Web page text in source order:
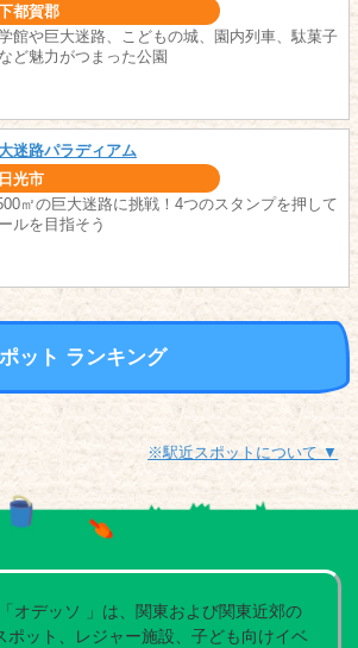
都賀郡
館や巨大迷路、こどもの城、園内列車、駄菓子
ど魅力がつまった公園
迷路パラディアム
日光市
㎡の巨大迷路に挑戦！4つのスタンプを押して
ルを目指そう
ット ランキング
※駅近スポットについて ▼
オデッソ 」は、関東および関東近郊の
ポット、レジャー施設、子ども向けイベ